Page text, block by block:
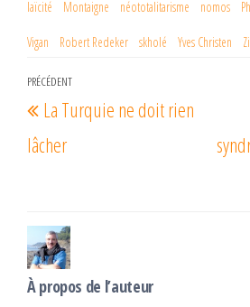
laïcité Montaigne néototalitarisme nomos
Vigan Robert Redeker skholé Yves Christen
Navigation
de
l’article
Article
précédent
PRÉCÉDENT
La Turquie ne doit rien
lâcher
À propos de l’auteur